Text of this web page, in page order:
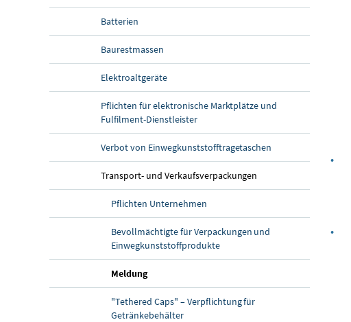
Batterien
Baurestmassen
Elektroaltgeräte
Pflichten für elektronische Marktplätze und
Fulfilment-Dienstleister
Verbot von Einwegkunststofftragetaschen
Transport- und Verkaufsverpackungen
Pflichten Unternehmen
Bevollmächtigte für Verpackungen und
Einwegkunststoffprodukte
Meldung
"Tethered Caps" – Verpflichtung für
Getränkebehälter